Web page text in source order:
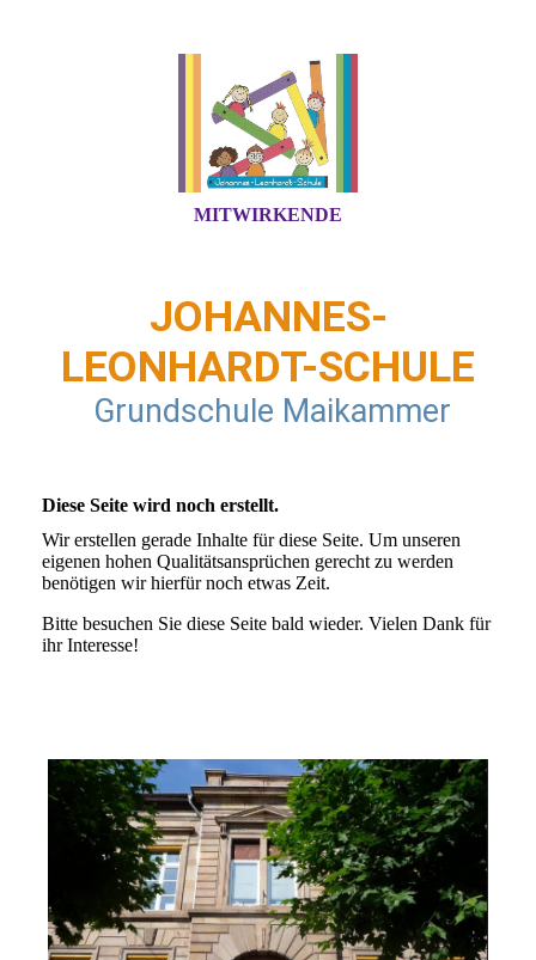
MITWIRKENDE
JOHANNES-
LEONHARDT-SCHULE
Grundschule Maikammer
Diese Seite wird noch erstellt.
Wir erstellen gerade Inhalte für diese Seite. Um unseren
eigenen hohen Qualitätsansprüchen gerecht zu werden
benötigen wir hierfür noch etwas Zeit.
Bitte besuchen Sie diese Seite bald wieder. Vielen Dank für
ihr Interesse!